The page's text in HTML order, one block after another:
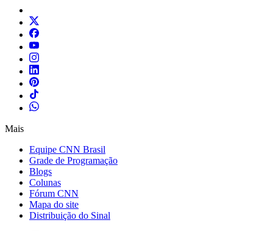
Mais
Equipe CNN Brasil
Grade de Programação
Blogs
Colunas
Fórum CNN
Mapa do site
Distribuição do Sinal